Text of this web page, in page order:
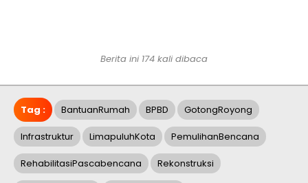
Berita ini 174 kali dibaca
Tag : BantuanRumah BPBD GotongRoyong
Infrastruktur LimapuluhKota PemulihanBencana
RehabilitasiPascabencana Rekonstruksi